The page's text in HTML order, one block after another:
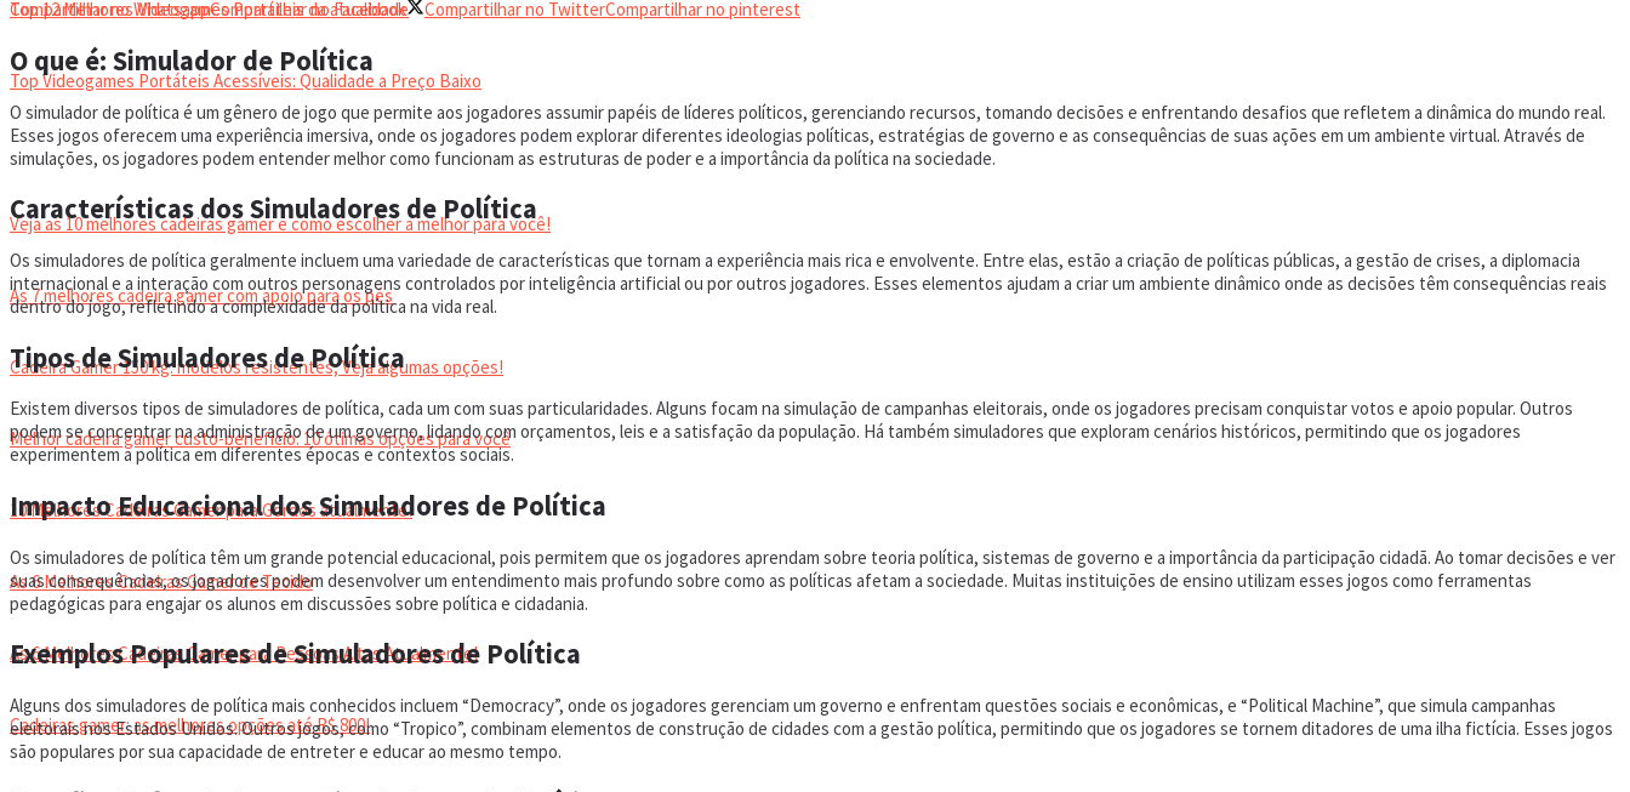
Top 12 Melhores Videogames Portáteis da atualidade
Top Videogames Portáteis Acessíveis: Qualidade a Preço Baixo
CADEIRA GAMER
Veja as 10 melhores cadeiras gamer e como escolher a melhor para você!
As 7 melhores cadeira gamer com apoio para os pés
Cadeira Gamer 150 kg: modelos resistentes, Veja algumas opções!
Melhor cadeira gamer custo-benefício: 10 ótimas opções para você
10 Melhores Cadeiras Gamer para Gordos atualmente!
As 6 Melhores Cadeiras Gamer de Tecido
As 6 Melhores Cadeiras Gamer para Pessoas Altas Atualmente!
Cadeiras gamer: as melhores opções até R$ 800!
Compartilhar no WhatsappCompartilhar no Facebook Compartilhar no TwitterCompartilhar no pinterest
O que é: Simulador de Política
O simulador de política é um gênero de jogo que permite aos jogadores assumir papéis de líderes políticos, gerenciando recursos, tomando decisões e enfrentando desafios que refletem a dinâmica do mundo real.
Esses jogos oferecem uma experiência imersiva, onde os jogadores podem explorar diferentes ideologias políticas, estratégias de governo e as consequências de suas ações em um ambiente virtual. Através de
simulações, os jogadores podem entender melhor como funcionam as estruturas de poder e a importância da política na sociedade.
Características dos Simuladores de Política
Os simuladores de política geralmente incluem uma variedade de características que tornam a experiência mais rica e envolvente. Entre elas, estão a criação de políticas públicas, a gestão de crises, a diplomacia
internacional e a interação com outros personagens controlados por inteligência artificial ou por outros jogadores. Esses elementos ajudam a criar um ambiente dinâmico onde as decisões têm consequências reais
dentro do jogo, refletindo a complexidade da política na vida real.
Tipos de Simuladores de Política
Existem diversos tipos de simuladores de política, cada um com suas particularidades. Alguns focam na simulação de campanhas eleitorais, onde os jogadores precisam conquistar votos e apoio popular. Outros
podem se concentrar na administração de um governo, lidando com orçamentos, leis e a satisfação da população. Há também simuladores que exploram cenários históricos, permitindo que os jogadores
experimentem a política em diferentes épocas e contextos sociais.
Impacto Educacional dos Simuladores de Política
Os simuladores de política têm um grande potencial educacional, pois permitem que os jogadores aprendam sobre teoria política, sistemas de governo e a importância da participação cidadã. Ao tomar decisões e ver
suas consequências, os jogadores podem desenvolver um entendimento mais profundo sobre como as políticas afetam a sociedade. Muitas instituições de ensino utilizam esses jogos como ferramentas
pedagógicas para engajar os alunos em discussões sobre política e cidadania.
Exemplos Populares de Simuladores de Política
Alguns dos simuladores de política mais conhecidos incluem “Democracy”, onde os jogadores gerenciam um governo e enfrentam questões sociais e econômicas, e “Political Machine”, que simula campanhas
eleitorais nos Estados Unidos. Outros jogos, como “Tropico”, combinam elementos de construção de cidades com a gestão política, permitindo que os jogadores se tornem ditadores de uma ilha fictícia. Esses jogos
são populares por sua capacidade de entreter e educar ao mesmo tempo.